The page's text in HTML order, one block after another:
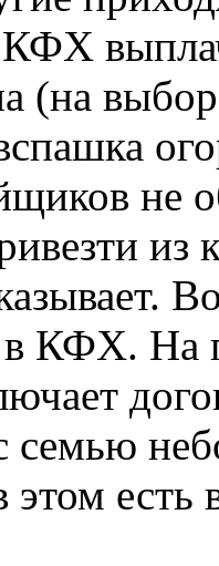
(на
не
из
в КФХ. На
семью
этом есть